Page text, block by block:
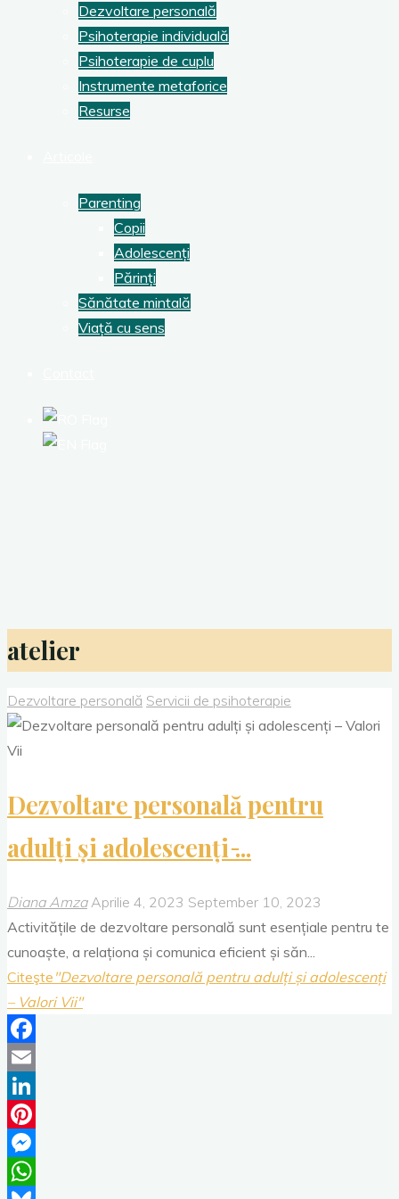
Dezvoltare personală
Psihoterapie individuală
Psihoterapie de cuplu
Instrumente metaforice
Resurse
Parenting
Copii
Adolescenți
Părinți
Sănătate mintală
Viață cu sens
atelier
Dezvoltare personală Servicii de psihoterapie
Dezvoltare personală pentru
adulți și adolescenți ̵...
Diana Amza Aprilie 4, 2023 September 10, 2023
Activitățile de dezvoltare personală sunt esențiale pentru te
cunoaște, a relaționa și comunica eficient și săn...
Citeşte "Dezvoltare personală pentru adulți și adolescenți
– Valori Vii"
Facebook
Email
LinkedIn
Pinterest
Messenger